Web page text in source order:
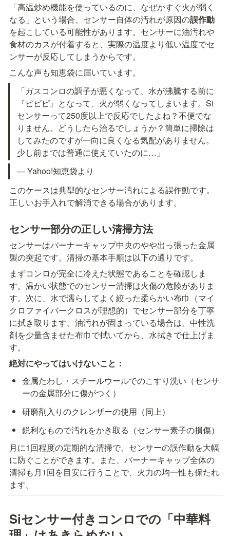
「高温炒め機能を使っているのに、なぜかすぐ火が弱く
なる」という場合、センサー自体の汚れが原因の誤作動
を起こしている可能性があります。センサーに油汚れや
食材のカスが付着すると、実際の温度より低い温度でセ
ンサーが反応してしまうからです。
こんな声も知恵袋に届いています。
「ガスコンロの調子が悪くなって、水が沸騰する前に
『ピピピ』となって、火が弱くなってしまいます。Si
センサーって250度以上で反応でしたよね？不便でな
りません。どうしたら治るでしょうか？簡単に掃除は
してみたのですが一向に良くなる気配がありません。
少し前までは普通に使えていたのに…」
— Yahoo!知恵袋より
このケースは典型的なセンサー汚れによる誤作動です。
正しいお手入れで解消できる場合があります。
センサー部分の正しい清掃方法
センサーはバーナーキャップ中央のやや出っ張った金属
製の突起です。清掃の基本手順は以下の通りです。
まずコンロが完全に冷えた状態であることを確認しま
す。温かい状態でのセンサー清掃は火傷の危険がありま
す。次に、水で濡らしてよく絞った柔らかい布巾（マイ
クロファイバークロスが理想的）でセンサー部分を丁寧
に拭き取ります。油汚れが固まっている場合は、中性洗
剤を少量含ませた布巾で拭いてから、水拭きで仕上げま
す。
絶対にやってはいけないこと：
金属たわし・スチールウールでのこすり洗い（センサ
ーの金属部分に傷がつく）
研磨剤入りのクレンザーの使用（同上）
鋭利なもので汚れをかき取る（センサー素子の損傷）
月に1回程度の定期的な清掃で、センサーの誤作動を大幅
に防ぐことができます。また、バーナーキャップ全体の
清掃も月1回を目安に行うことで、火力の均一性も保たれ
ます。
Siセンサー付きコンロでの「中華料